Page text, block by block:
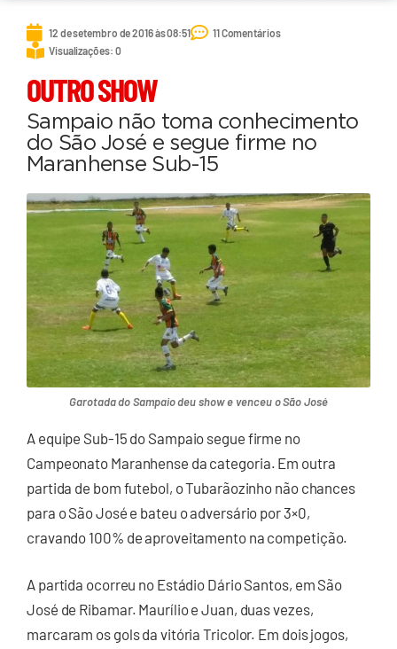
12 de setembro de 2016 às 08:51
11 Comentários
Visualizações: 0
OUTRO SHOW
Sampaio não toma conhecimento
do São José e segue firme no
Maranhense Sub-15
Garotada do Sampaio deu show e venceu o São José
A equipe Sub-15 do Sampaio segue firme no
Campeonato Maranhense da categoria. Em outra
partida de bom futebol, o Tubarãozinho não chances
para o São José e bateu o adversário por 3×0,
cravando 100% de aproveitamento na competição.
A partida ocorreu no Estádio Dário Santos, em São
José de Ribamar. Maurílio e Juan, duas vezes,
marcaram os gols da vitória Tricolor. Em dois jogos,